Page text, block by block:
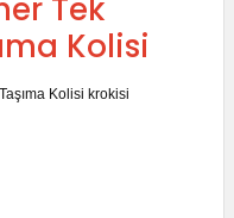
Tek
Kolisi